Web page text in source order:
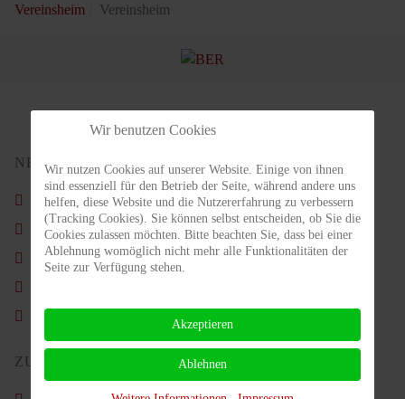
Vereinsheim Vereinsheim
NEUSTE BEITRÄGE
Schön war´s wieder.
Nachruf - Carl Ahlgrimm
Vorstand im Amt bestätigt
Sommercamp für Erwachsene 2025
ZULETZT AKTUALISIERT
Wir benutzen Cookies
Wir nutzen Cookies auf unserer Website. Einige von ihnen
sind essenziell für den Betrieb der Seite, während andere uns
helfen, diese Website und die Nutzererfahrung zu verbessern
(Tracking Cookies). Sie können selbst entscheiden, ob Sie die
Cookies zulassen möchten. Bitte beachten Sie, dass bei einer
Ablehnung womöglich nicht mehr alle Funktionalitäten der
Seite zur Verfügung stehen.
Akzeptieren
Ablehnen